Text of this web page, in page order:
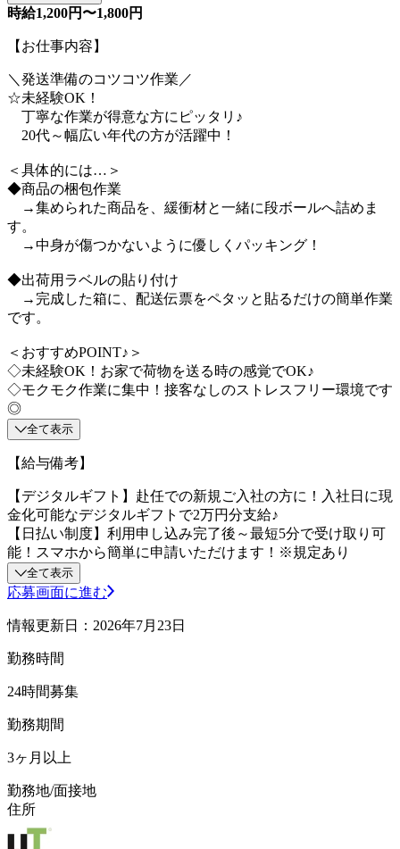
時給1,200円〜1,800円
【お仕事内容】
＼発送準備のコツコツ作業／
☆未経験OK！
丁寧な作業が得意な方にピッタリ♪
20代～幅広い年代の方が活躍中！
＜具体的には…＞
◆商品の梱包作業
→集められた商品を、緩衝材と一緒に段ボールへ詰めま
す。
→中身が傷つかないように優しくパッキング！
◆出荷用ラベルの貼り付け
→完成した箱に、配送伝票をペタッと貼るだけの簡単作業
です。
＜おすすめPOINT♪＞
◇未経験OK！お家で荷物を送る時の感覚でOK♪
◇モクモク作業に集中！接客なしのストレスフリー環境です
◎
全て表示
【給与備考】
【デジタルギフト】赴任での新規ご入社の方に！入社日に現
金化可能なデジタルギフトで2万円分支給♪
【日払い制度】利用申し込み完了後～最短5分で受け取り可
能！スマホから簡単に申請いただけます！※規定あり
全て表示
応募画面に進む
情報更新日：2026年7月23日
勤務時間
24時間募集
勤務期間
3ヶ月以上
勤務地/面接地
住所